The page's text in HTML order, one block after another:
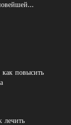
повысить
лечить